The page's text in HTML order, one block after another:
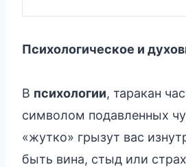
Психологическое и
В психологии, таракан
символом подавленных
«жутко» грызут вас
быть вина, стыд или